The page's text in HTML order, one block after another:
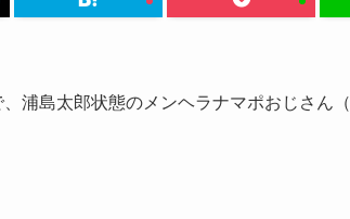
浦島太郎状態のメンヘラナマポおじさん（